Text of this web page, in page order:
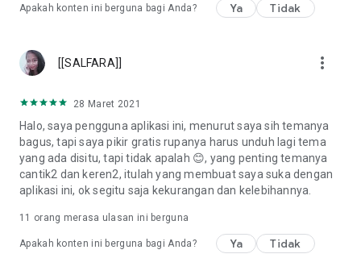
Apakah konten ini berguna bagi Anda? Ya Tidak
[[SALFARA]] more_vert
28 Maret 2021
Halo, saya pengguna aplikasi ini, menurut saya sih temanya
bagus, tapi saya pikir gratis rupanya harus unduh lagi tema
yang ada disitu, tapi tidak apalah 😊, yang penting temanya
cantik2 dan keren2, itulah yang membuat saya suka dengan
aplikasi ini, ok segitu saja kekurangan dan kelebihannya.
11 orang merasa ulasan ini berguna
Apakah konten ini berguna bagi Anda? Ya Tidak